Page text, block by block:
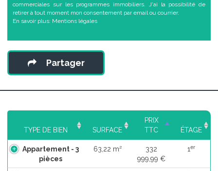
commerciales sur les programmes immobiliers. J'ai la possibilité de
retirer à tout moment mon consentement par email ou courrier.
En savoir plus: Mentions légales
Partager
TYPE DE BIEN SURFACE
PRIX
TTC
ÉTAGE
Appartement - 3
pièces
63,22 m²
332
999,99 €
1er